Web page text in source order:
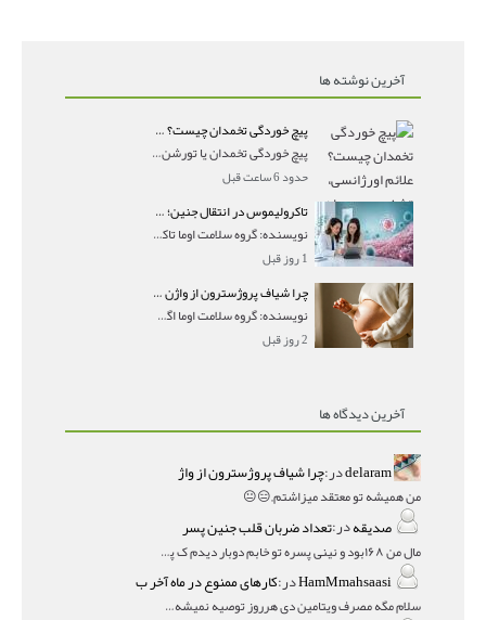
آخرین نوشته ها
پیچ خوردگی تخمدان چیست؟ علائم اورژانسی، تشخیص و درمان تورشن تخمدان
پیچ خوردگی تخمدان یا تورشن تخمدان زمانی رخ می‌ده
حدود 6 ساعت قبل
تاکرولیموس در انتقال جنین؛ آیا شانس لانه‌گزینی را افزایش می‌دهد؟
نویسنده: گروه سلامت اوما تاکرولیموس در انتقال جنین
1 روز قبل
چرا شیاف پروژسترون از واژن بیرون می‌ریزد؟ میزان جذب و زمان صحیح مصرف
نویسنده: گروه سلامت اوما اگر بعد از گذاشتن شیاف پر
2 روز قبل
آخرین دیدگاه ها
delaramدر:چرا شیاف پروژسترون از واژ
من همیشه تو معتقد میزاشتم,,😑😐
صدیقهدر:تعداد ضربان قلب جنین پسر
مال من ۱۶۸بود و نینی پسره تو خابم دوبار دیدم ک پسره
HamMmahsaasiدر:کارهای ممنوع در ماه آخر ب
سلام مگه مصرف ویتامین دی هرروز توصیه نمیشه؟درمقاله میگه